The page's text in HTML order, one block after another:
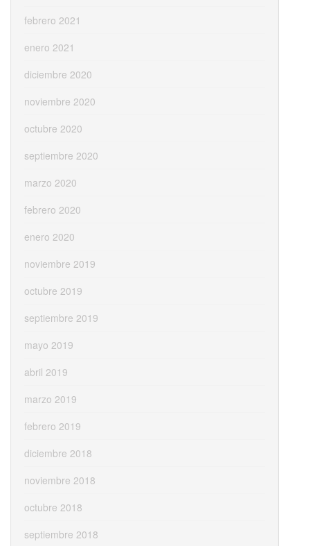
febrero 2021
enero 2021
diciembre 2020
noviembre 2020
octubre 2020
septiembre 2020
marzo 2020
febrero 2020
enero 2020
noviembre 2019
octubre 2019
septiembre 2019
mayo 2019
abril 2019
marzo 2019
febrero 2019
diciembre 2018
noviembre 2018
octubre 2018
septiembre 2018